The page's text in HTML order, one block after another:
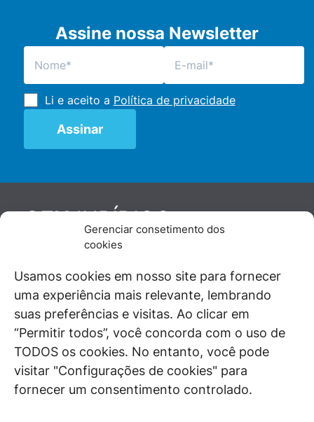
Gerenciar consetimento dos
cookies
Usamos cookies em nosso site para fornecer
uma experiência mais relevante, lembrando
suas preferências e visitas. Ao clicar em
“Permitir todos”, você concorda com o uso de
TODOS os cookies. No entanto, você pode
visitar "Configurações de cookies" para
fornecer um consentimento controlado.
Assine nossa Newsletter
Li e aceito a Política de privacidade
GENJURÍDICO
De maneira independente, os autores e
juristas e doutrinadores nacionais, se posicionam
diante de questões relevantes do cotidiano e
universo jurídico.